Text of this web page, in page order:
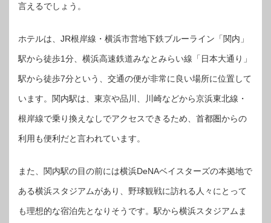
言えるでしょう。
ホテルは、JR根岸線・横浜市営地下鉄ブルーライン「関内」
駅から徒歩1分、横浜高速鉄道みなとみらい線「日本大通り」
駅から徒歩7分という、交通の便が非常に良い場所に位置して
います。関内駅は、東京や品川、川崎などから京浜東北線・
根岸線で乗り換えなしでアクセスできるため、首都圏からの
利用も便利だと言われています。
また、関内駅の目の前には横浜DeNAベイスターズの本拠地で
ある横浜スタジアムがあり、野球観戦に訪れる人々にとって
も理想的な宿泊先となりそうです。駅から横浜スタジアムま